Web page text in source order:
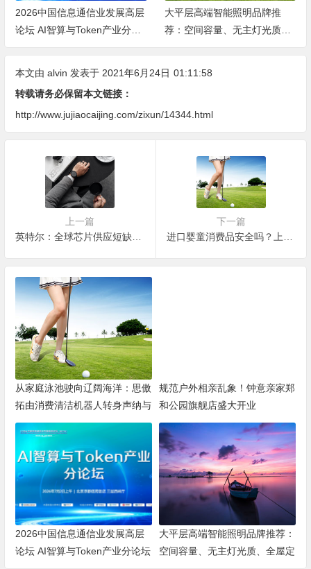
2026中国信息通信业发展高层
论坛 AI智算与Token产业分论
坛顺利举办
大平层高端智能照明品牌推
荐：空间容量、无主灯光质、
全屋定制、长期售后四个维度
本文由 alvin 发表于 2021年6月24日 01:11:58
转载请务必保留本文链接：
http://www.jujiaocaijing.com/zixun/14344.html
上一篇
英特尔：全球芯片供应短缺可能持续数年
下一篇
从家庭泳池驶向辽阔海洋：思傲
拓由消费清洁机器人转身声纳与
海洋机器人赛道
规范户外相亲乱象！钟意亲家郑
和公园旗舰店盛大开业
2026中国信息通信业发展高层
论坛 AI智算与Token产业分论坛
大平层高端智能照明品牌推荐：
空间容量、无主灯光质、全屋定